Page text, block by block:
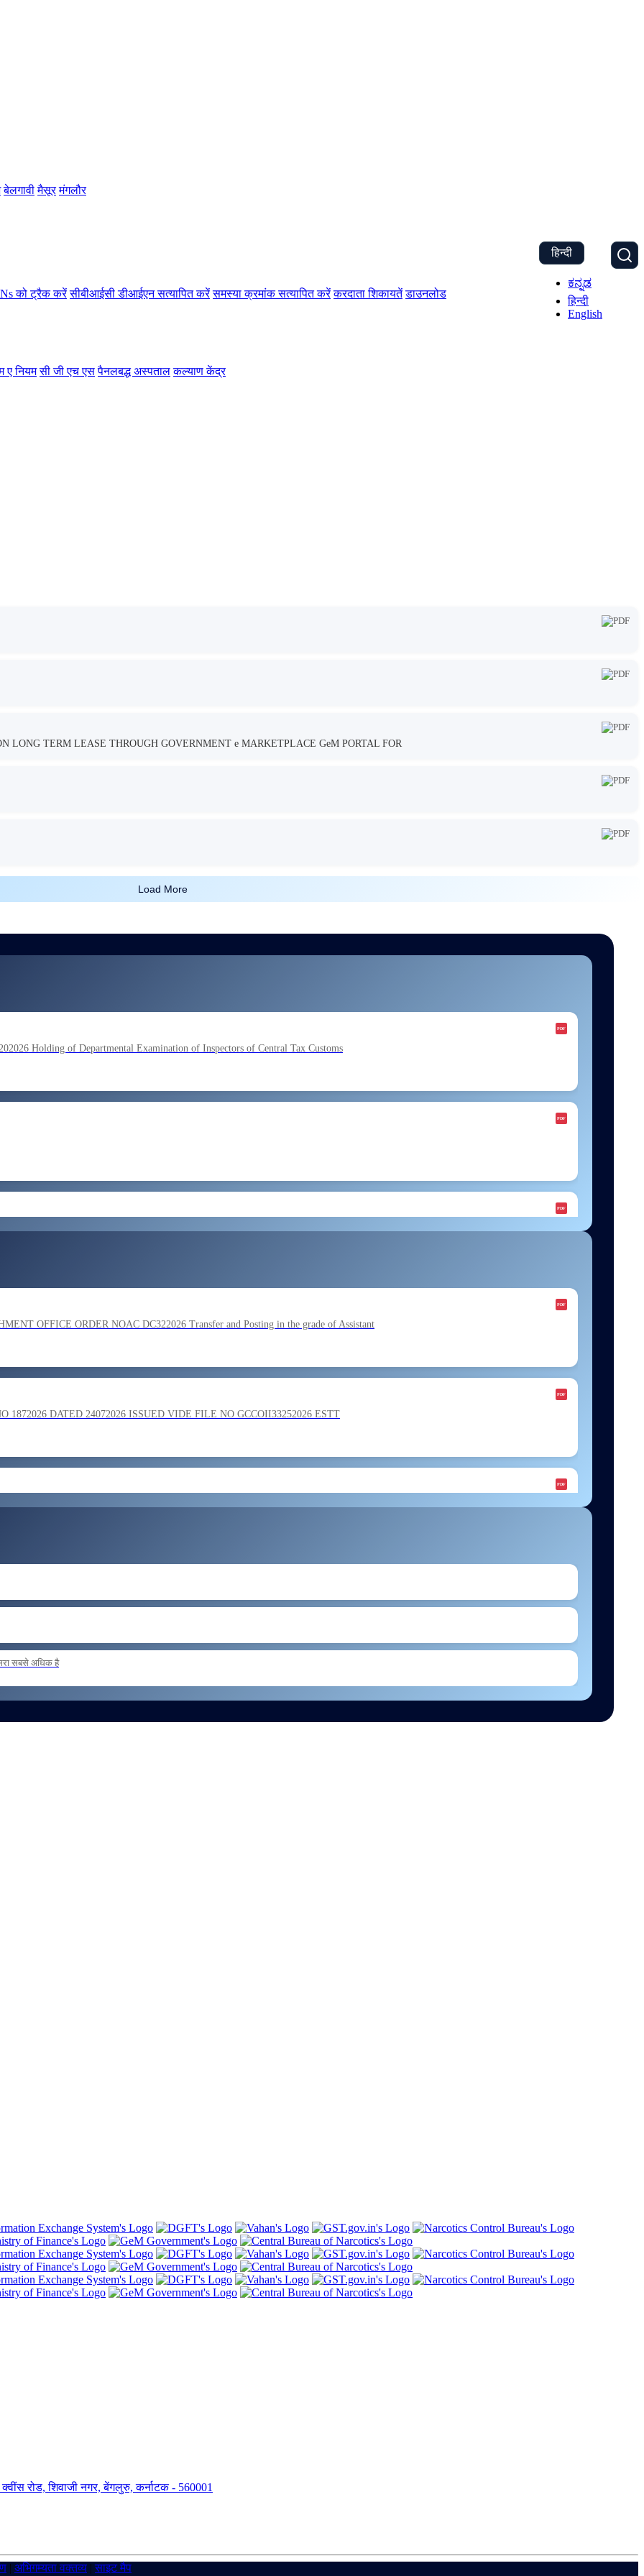
बेलगावी मैसूर मंगलौर
को ट्रैक करें सीबीआईसी डीआईएन सत्यापित करें समस्या क्रमांक सत्यापित करें करदाता शिकायतें डाउनलोड
ए नियम सी जी एच एस पैनलबद्ध अस्पताल कल्याण केंद्र
हिन्दी
ಕನ್ನಡ
हिन्दी
English
LONG TERM LEASE THROUGH GOVERNMENT e MARKETPLACE GeM PORTAL FOR
Load More
Holding of Departmental Examination of Inspectors of Central Tax Customs
on the basis of result of Combined Graduate Level Examination
by SSC on the basis of result of CombIned Graduate Level E
OFFICE ORDER NOAC DC322026 Transfer and Posting in the grade of Assistant
1872026 DATED 24072026 ISSUED VIDE FILE NO GCCOII33252026 ESTT
basis to formations outside the zone Reg
सबसे अधिक है
रोड, शिवाजी नगर, बेंगलुरु, कर्नाटक - 560001
| अभिगम्यता वक्तव्य |साइट मैप